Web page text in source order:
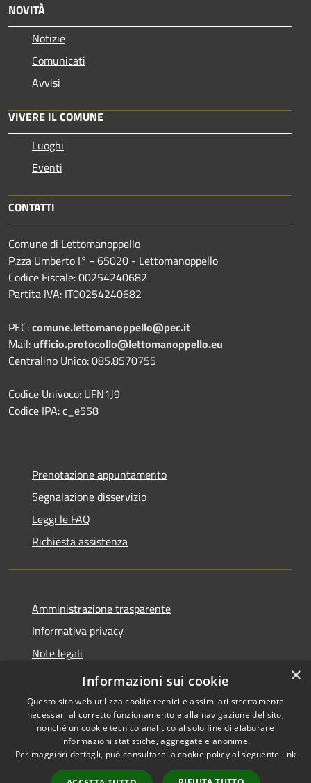
NOVITÀ
Notizie
Comunicati
Avvisi
VIVERE IL COMUNE
Luoghi
Eventi
CONTATTI
Comune di Lettomanoppello
P.zza Umberto I° - 65020 - Lettomanoppello
Codice Fiscale: 00254240682
Partita IVA: IT00254240682
PEC:comune.lettomanoppello@pec.it
Mail: ufficio.protocollo@lettomanoppello.eu
Centralino Unico: 085.8570755
Codice Univoco: UFN1J9
Codice IPA: c_e558
Prenotazione appuntamento
Segnalazione disservizio
Leggi le FAQ
Richiesta assistenza
Amministrazione trasparente
Informativa privacy
Note legali
Dichiarazione di accessibilità
Accessibilità
Copyright © 2026 • Comune di
Lettomanoppello • Powered by
Municipium• Accesso
×
Informazioni sui cookie
Questo sito web utilizza cookie tecnici e assimilati strettamente
necessari al corretto funzionamento e alla navigazione del sito,
nonché un cookie tecnico analitico al solo fine di elaborare
informazioni statistiche, aggregate e anonime.
Per maggiori dettagli, può consultare la cookie policy al seguente link